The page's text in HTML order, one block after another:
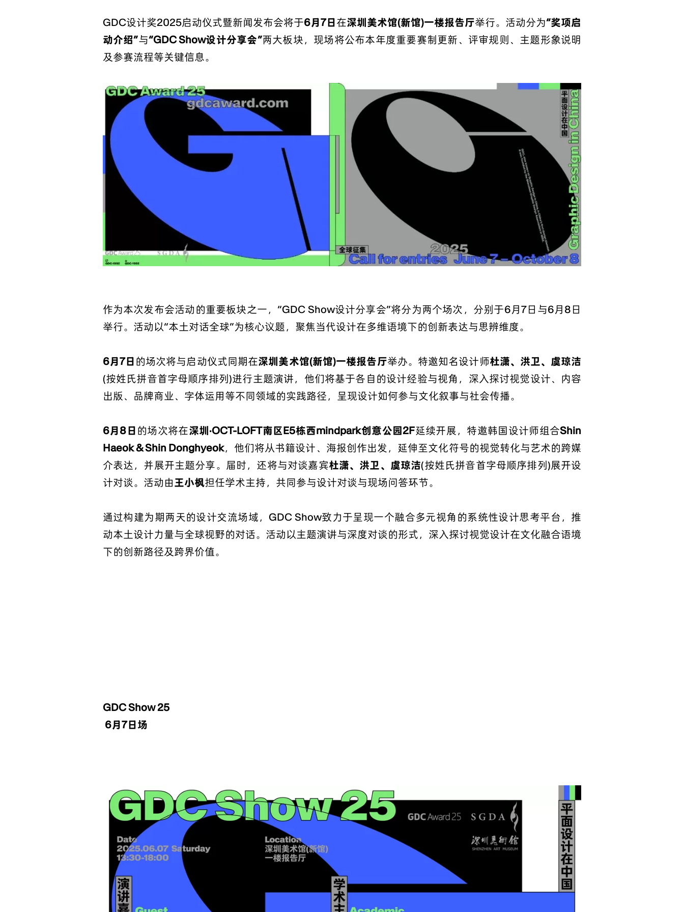
GDC设计奖2025启动仪式暨新闻发布会将于6月7日在深圳美术馆(新馆)一楼报告厅举行。活动分为“奖项启
动介绍”与“GDC Show设计分享会”两大板块，现场将公布本年度重要赛制更新、评审规则、主题形象说明
及参赛流程等关键信息。
作为本次发布会活动的重要板块之一，“GDC Show设计分享会”将分为两个场次，分别于6月7日与6月8日
举行。活动以“本土对话全球”为核心议题，聚焦当代设计在多维语境下的创新表达与思辨维度。
6月7日的场次将与启动仪式同期在深圳美术馆(新馆)一楼报告厅举办。特邀知名设计师杜潇、洪卫、虞琼洁
(按姓氏拼音首字母顺序排列)进行主题演讲，他们将基于各自的设计经验与视角，深入探讨视觉设计、内容
出版、品牌商业、字体运用等不同领域的实践路径，呈现设计如何参与文化叙事与社会传播。
6月8日的场次将在深圳·OCT-LOFT南区E5栋西mindpark创意公园2F延续开展，特邀韩国设计师组合Shin
Haeok & Shin Donghyeok，他们将从书籍设计、海报创作出发，延伸至文化符号的视觉转化与艺术的跨媒
介表达，并展开主题分享。届时，还将与对谈嘉宾杜潇、洪卫、虞琼洁(按姓氏拼音首字母顺序排列)展开设
计对谈。活动由王小枫担任学术主持，共同参与设计对谈与现场问答环节。
通过构建为期两天的设计交流场域，GDC Show致力于呈现一个融合多元视角的系统性设计思考平台，推
动本土设计力量与全球视野的对话。活动以主题演讲与深度对谈的形式，深入探讨视觉设计在文化融合语境
下的创新路径及跨界价值。
GDC Show 25
6月7日场